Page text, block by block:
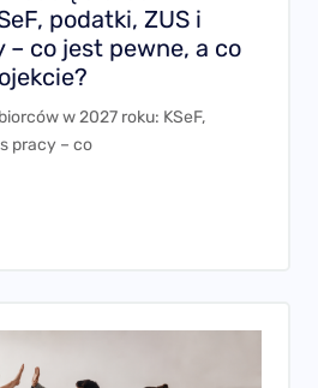
podatki, ZUS i
– co jest pewne, a co
w 2027 roku: KSeF,
pracy – co